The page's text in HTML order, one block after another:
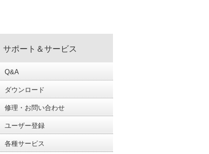
サポート＆サービス
Q&A
ダウンロード
修理・お問い合わせ
ユーザー登録
各種サービス